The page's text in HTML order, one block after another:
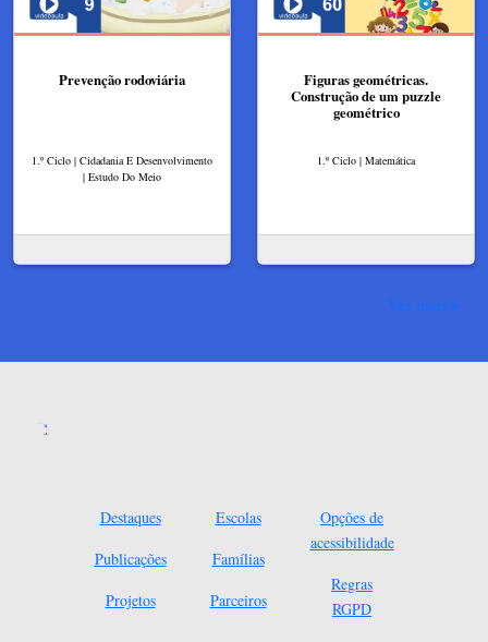
Prevenção rodoviária
1.º Ciclo | Cidadania E Desenvolvimento
| Estudo Do Meio
Figuras geométricas.
Construção de um puzzle
geométrico
1.º Ciclo | Matemática
Ver mais
Destaques
Publicações
Projetos
Escolas
Famílias
Parceiros
Opções de
acessibilidade
Regras
RGPD